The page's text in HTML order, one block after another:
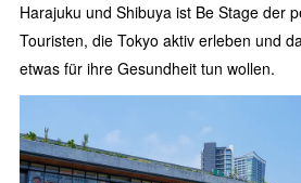
Harajuku und Shibuya ist Be Stage der
Touristen, die Tokyo aktiv erleben und
etwas für ihre Gesundheit tun wollen.